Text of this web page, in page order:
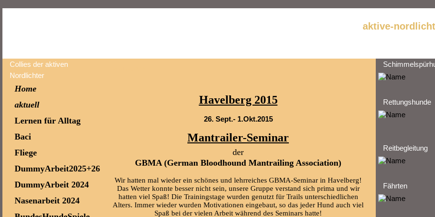
aktive-
Collies der aktiven
Nordlichter
Home
aktuell
Lernen für Alltag
Baci
Fliege
DummyArbeit2025+26
DummyArbeit 2024
Nasenarbeit 2024
Havelberg 2015
26. Sept.- 1.Okt.2015
Mantrailer-Seminar
der
GBMA (German Bloodhound Mantrailing Association)
Wir hatten mal wieder ein schönes und lehrreiches GBMA-Seminar in Havelberg!
Das Wetter konnte besser nicht sein, unsere Gruppe verstand sich prima und wir
hatten viel Spaß! Die Trainingstage wurden genutzt für Trails unterschiedlichen
Alters. Immer wieder wurden Motivationen eingebaut, so das jeder Hund auch viel
Spaß bei der vielen Arbeit während des Seminars hatte!
Rettungshunde
Reitbegleitung
Fährten